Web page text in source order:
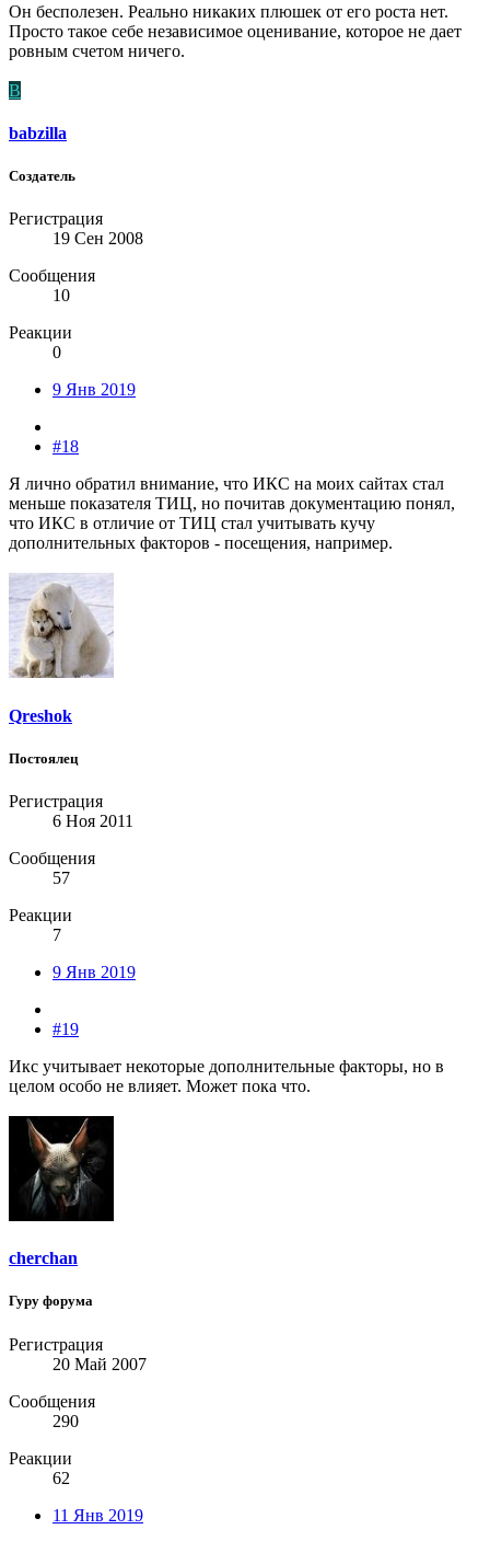
Он бесполезен. Реально никаких плюшек от его роста нет.
Просто такое себе независимое оценивание, которое не дает
ровным счетом ничего.
B
babzilla
Создатель
Регистрация
19 Сен 2008
Сообщения
10
Реакции
0
9 Янв 2019
#18
Я лично обратил внимание, что ИКС на моих сайтах стал
меньше показателя ТИЦ, но почитав документацию понял,
что ИКС в отличие от ТИЦ стал учитывать кучу
дополнительных факторов - посещения, например.
Qreshok
Постоялец
Регистрация
6 Ноя 2011
Сообщения
57
Реакции
7
9 Янв 2019
#19
Икс учитывает некоторые дополнительные факторы, но в
целом особо не влияет. Может пока что.
cherchan
Гуру форума
Регистрация
20 Май 2007
Сообщения
290
Реакции
62
11 Янв 2019